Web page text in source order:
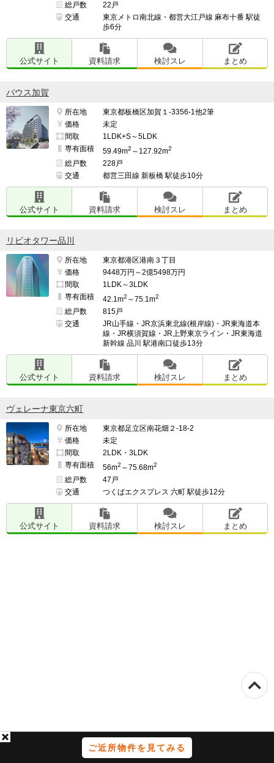
ご近所物件を見てみる
総戸数
22戸
交通
東京メトロ南北線・都営大江戸線 麻布十番 駅徒
歩6分
公式サイト 資料請求 検討スレ まとめ
バウス加賀
所在地
東京都板橋区加賀１-3356-1他2筆
価格
未定
間取
1LDK+S～5LDK
専有面積
59.49m2 ～127.92m2
総戸数
228戸
交通
都営三田線 新板橋 駅徒歩10分
公式サイト 資料請求 検討スレ まとめ
リビオタワー品川
所在地
東京都港区港南３丁目
価格
9448万円～2億5498万円
間取
1LDK～3LDK
専有面積
42.1m2 ～75.1m2
総戸数
815戸
交通
JR山手線・JR京浜東北線(根岸線)・JR東海道本
線・JR横須賀線・JR上野東京ライン・JR東海道
新幹線 品川 駅港南口徒歩13分
公式サイト 資料請求 検討スレ まとめ
ヴェレーナ東京六町
所在地
東京都足立区南花畑２-18-2
価格
未定
間取
2LDK・3LDK
専有面積
56m2 ～75.68m2
総戸数
47戸
交通
つくばエクスプレス 六町 駅徒歩12分
公式サイト 資料請求 検討スレ まとめ